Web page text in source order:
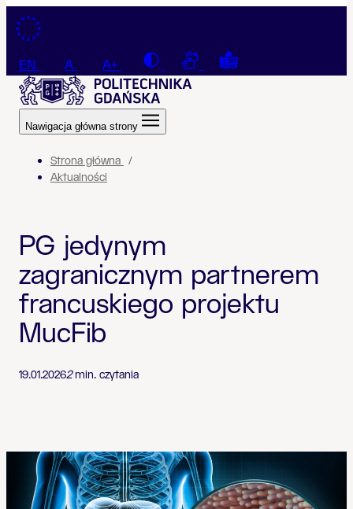
Przejdź do treści
EN A A+ Contrast Connection with a sign
Tekst łatwy do
Nawigacja główna strony
Strona główna
Aktualności
PG jedynym
zagranicznym partnerem
francuskiego projektu
MucFib
19.01.20262min. czytania